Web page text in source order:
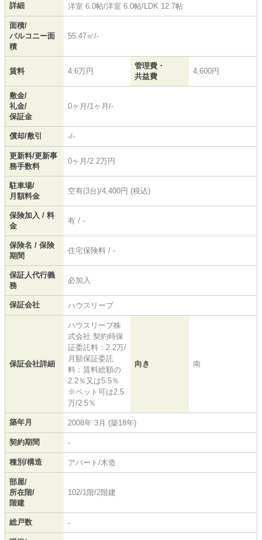
詳細
洋室 6.0帖/洋室 6.0帖/ LDK 12.7帖
面積/
バルコニー面
積
55.47㎡/-
賃料 4.6万円
管理費・
共益費
4,600円
敷金/
礼金/
保証金
0ヶ月/1ヶ月/-
償却/敷引 -/-
更新料/更新事
務手数料
0ヶ月/2.2万円
駐車場/
月額料金
空有(3台)/4,400円 (税込)
保険加入 / 料
金
有 / -
保険名 / 保険
期間
住宅保険料 / -
保証人代行義
務
必加入
保証会社 ハウスリーブ
保証会社詳細
ハウスリーブ株
式会社 契約時保
証委託料：2.2万/
月額保証委託
料：賃料総額の
2.2％又は5.5％
※ペット可は2.5
万/2.5％
向き 南
築年月 2008年 3月 (築18年)
契約期間 -
種別/構造 アパート/木造
部屋/
所在階/
階建
102/1階/2階建
総戸数 -